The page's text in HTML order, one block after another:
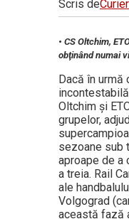
Scris de
• CS Oltchim,
obţinând numai
Dacă în urmă
Oltchim şi
grupelor,
sezoane sub
aproa­­pe de a
a treia. Rail
ale
Volgograd
această fază